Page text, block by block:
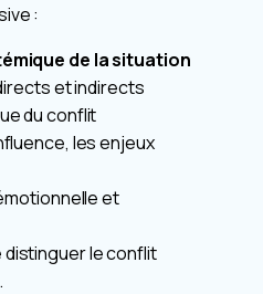
:
de la situation
et indirects
du conflit
les enjeux
et
le conflit